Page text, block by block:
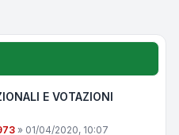
E VOTAZIONI
» 01/04/2020, 10:07